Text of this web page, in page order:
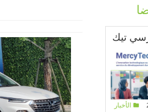
تيك
الأخبار